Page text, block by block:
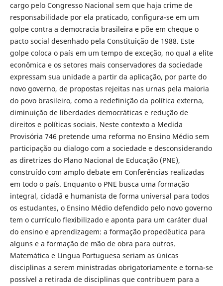
cargo pelo Congresso Nacional sem que haja crime de
responsabilidade por ela praticado, configura-se em um
golpe contra a democracia brasileira e põe em cheque o
pacto social desenhado pela Constituição de 1988. Este
golpe coloca o país em um tempo de exceção, no qual a elite
econômica e os setores mais conservadores da sociedade
expressam sua unidade a partir da aplicação, por parte do
novo governo, de propostas rejeitas nas urnas pela maioria
do povo brasileiro, como a redefinição da política externa,
diminuição de liberdades democráticas e redução de
direitos e políticas sociais. Neste contexto a Medida
Provisória 746 pretende uma reforma no Ensino Médio sem
participação ou dialogo com a sociedade e desconsiderando
as diretrizes do Plano Nacional de Educação (PNE),
construído com amplo debate em Conferências realizadas
em todo o país. Enquanto o PNE busca uma formação
integral, cidadã e humanista de forma universal para todos
os estudantes, o Ensino Médio defendido pelo novo governo
tem o currículo flexibilizado e aponta para um caráter dual
do ensino e aprendizagem: a formação propedêutica para
alguns e a formação de mão de obra para outros.
Matemática e Língua Portuguesa seriam as únicas
disciplinas a serem ministradas obrigatoriamente e torna-se
possível a retirada de disciplinas que contribuem para a